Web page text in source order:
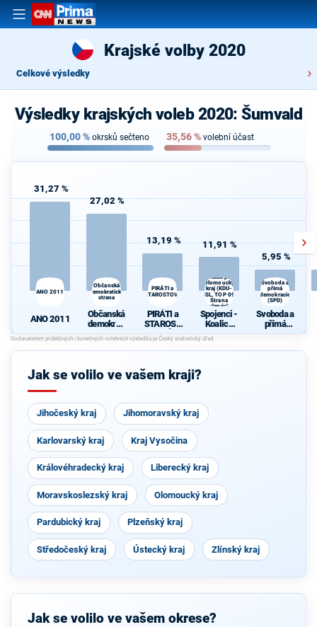
Krajské volby 2020
Celkové výsledky
Výsledky krajských voleb 2020: Šumvald
100,00% okrsků sečteno 35,56% volební účast
31,27 %
ANO 2011
ANO 2011
27,02 %
Občanská
demokratická
strana
Občanská
demokrati
cká strana
13,19 %
PIRÁTI a
STAROSTOVÉ
PIRÁTI a
STAROST
OVÉ
11,91 %
Koalice pro
Olomoucký
kraj (KDU-
ČSL, TOP 09,
Strana
zelených,
ProOlomouc)
Spojenci -
Koalice
pro
Olomouck
ý kraj
ProOlomo
5,95 %
Svoboda a
přímá
demokracie
(SPD)
Svoboda a
přímá
demokraci
Jak se volilo ve vašem kraji?
Jihočeský kraj Jihomoravský kraj
Karlovarský kraj Kraj Vysočina
Královéhradecký kraj Liberecký kraj
Moravskoslezský kraj Olomoucký kraj
Pardubický kraj Plzeňský kraj
Středočeský kraj Ústecký kraj Zlínský kraj
Jak se volilo ve vašem okrese?